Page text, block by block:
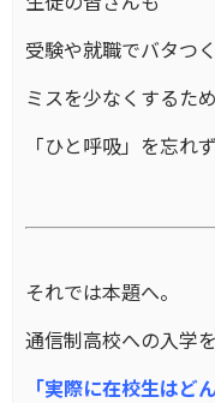
受験や就職でバタつ
ミスを少なくするた
「ひと呼吸」を忘れず
それでは本題へ。
通信制高校への入学
「実際に在校生はど